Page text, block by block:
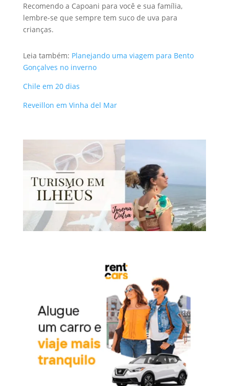
Recomendo a Capoani para você e sua família,
lembre-se que sempre tem suco de uva para
crianças.
Leia também: Planejando uma viagem para Bento
Gonçalves no inverno
Chile em 20 dias
Reveillon em Vinha del Mar